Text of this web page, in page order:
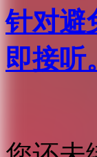
针对避
即接听